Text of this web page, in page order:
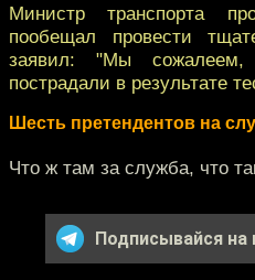
Министр транспорта
пообещал провести
заявил: "Мы
пострадали в результате
Шесть претендентов на
Что ж там за служба, что
Подписывайся на